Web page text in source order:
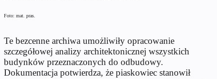
Foto: mat. pras.
Te bezcenne archiwa umożliwiły opracowanie
szczegółowej analizy architektonicznej wszystkich
budynków przeznaczonych do odbudowy.
Dokumentacja potwierdza, że piaskowiec stanowił